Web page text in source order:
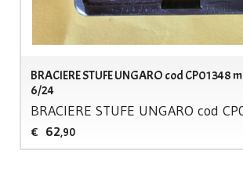
BRACIERE STUFE UNGARO cod CP01348
6/24
BRACIERE STUFE UNGARO cod
€ 62,90